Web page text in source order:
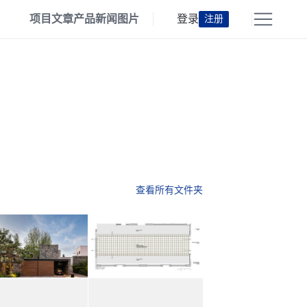
项目文章产品新闻 图片 登录 注册
查看所有文件夹